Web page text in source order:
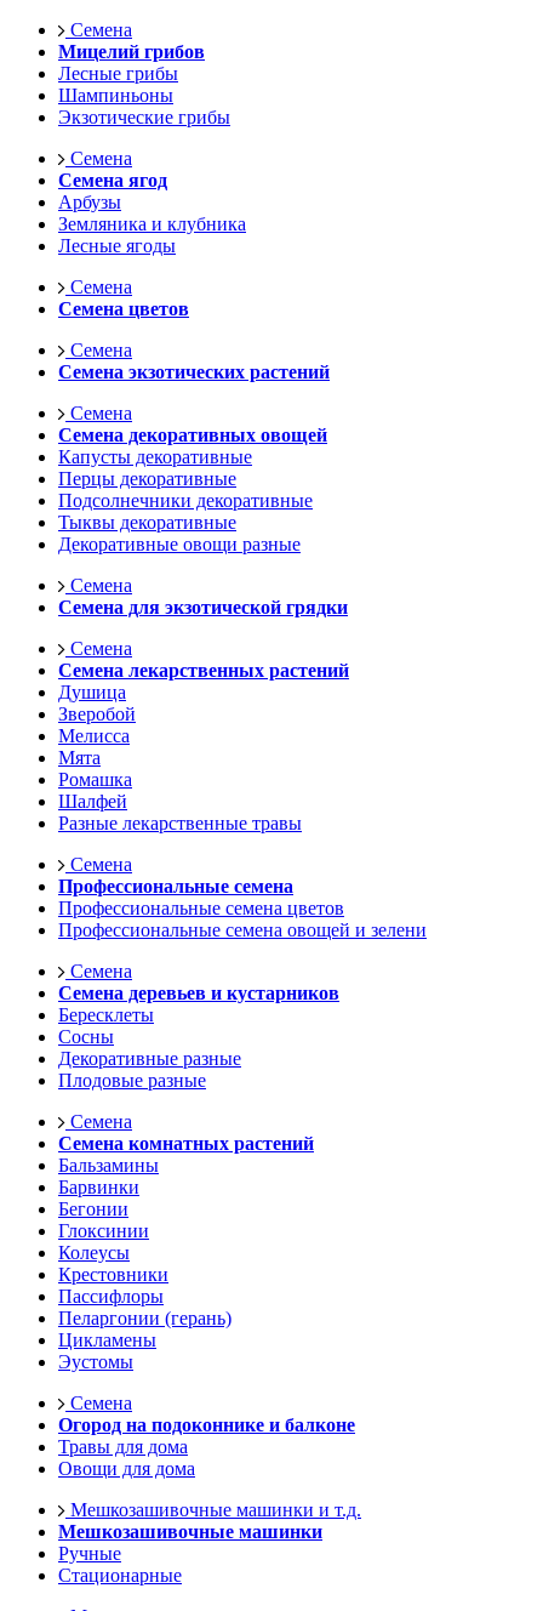
Семена
Мицелий грибов
Лесные грибы
Шампиньоны
Экзотические грибы
Семена
Семена ягод
Арбузы
Земляника и клубника
Лесные ягоды
Семена
Семена цветов
Семена
Семена экзотических растений
Семена
Семена декоративных овощей
Капусты декоративные
Перцы декоративные
Подсолнечники декоративные
Тыквы декоративные
Декоративные овощи разные
Семена
Семена для экзотической грядки
Семена
Семена лекарственных растений
Душица
Зверобой
Мелисса
Мята
Ромашка
Шалфей
Разные лекарственные травы
Семена
Профессиональные семена
Профессиональные семена цветов
Профессиональные семена овощей и зелени
Семена
Семена деревьев и кустарников
Бересклеты
Сосны
Декоративные разные
Плодовые разные
Семена
Семена комнатных растений
Бальзамины
Барвинки
Бегонии
Глоксинии
Колеусы
Крестовники
Пассифлоры
Пеларгонии (герань)
Цикламены
Эустомы
Семена
Огород на подоконнике и балконе
Травы для дома
Овощи для дома
Мешкозашивочные машинки и т.д.
Мешкозашивочные машинки
Ручные
Стационарные